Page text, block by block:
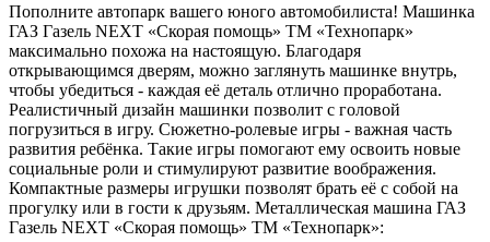
Пополните автопарк вашего юного автомобилиста! Машинка
ГАЗ Газель NEXT «Скорая помощь» ТМ «Технопарк»
максимально похожа на настоящую. Благодаря
открывающимся дверям, можно заглянуть машинке внутрь,
чтобы убедиться - каждая её деталь отлично проработана.
Реалистичный дизайн машинки позволит с головой
погрузиться в игру. Сюжетно-ролевые игры - важная часть
развития ребёнка. Такие игры помогают ему освоить новые
социальные роли и стимулируют развитие воображения.
Компактные размеры игрушки позволят брать её с собой на
прогулку или в гости к друзьям. Металлическая машина ГАЗ
Газель NEXT «Скорая помощь» ТМ «Технопарк»: